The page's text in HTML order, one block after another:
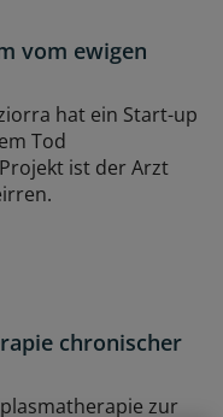
vom ewigen
hat ein Start-up
Tod
ist der Arzt
chronischer
zur